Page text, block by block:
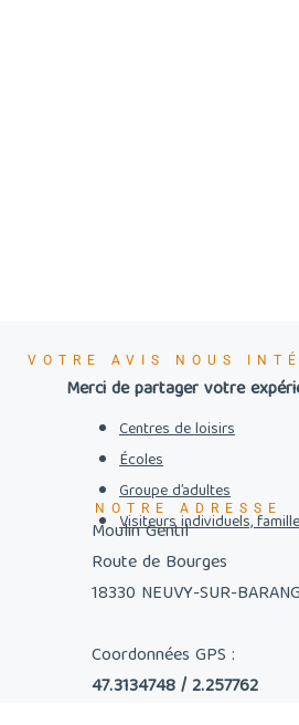
VOTRE AVIS NOUS
Merci de partager votre
Centres de loisirs
Écoles
Groupe d’adultes
Visiteurs individuels,
NOTRE ADRESSE
Moulin Gentil
Route de Bourges
18330 NEUVY-SUR-
Coordonnées GPS :
47.3134748 / 2.257762